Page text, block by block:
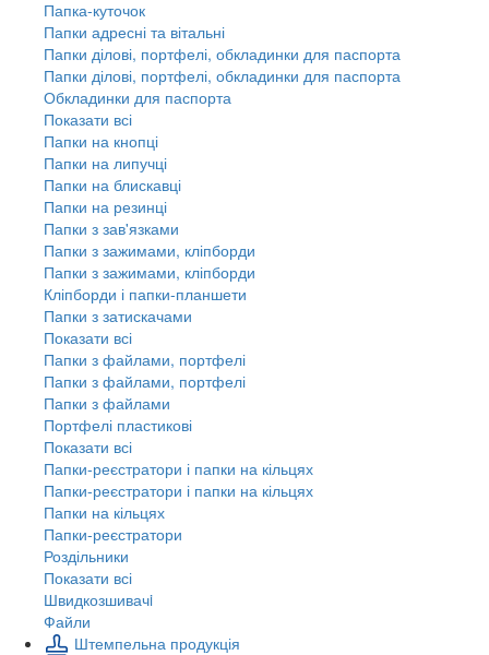
Папка-куточок
Папки адресні та вітальні
Папки ділові, портфелі, обкладинки для паспорта
Папки ділові, портфелі, обкладинки для паспорта
Обкладинки для паспорта
Показати всі
Папки на кнопці
Папки на липучці
Папки на блискавці
Папки на резинці
Папки з зав'язками
Папки з зажимами, кліпборди
Папки з зажимами, кліпборди
Кліпборди і папки-планшети
Папки з затискачами
Показати всі
Папки з файлами, портфелі
Папки з файлами, портфелі
Папки з файлами
Портфелі пластикові
Показати всі
Папки-реєстратори і папки на кільцях
Папки-реєстратори і папки на кільцях
Папки на кільцях
Папки-реєстратори
Роздільники
Показати всі
Швидкозшивачi
Файли
Штемпельна продукція